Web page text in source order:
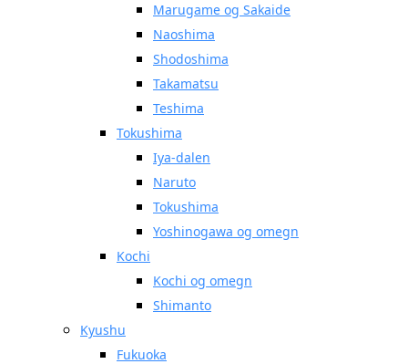
Marugame og Sakaide
Naoshima
Shodoshima
Takamatsu
Teshima
Tokushima
Iya-dalen
Naruto
Tokushima
Yoshinogawa og omegn
Kochi
Kochi og omegn
Shimanto
Kyushu
Fukuoka